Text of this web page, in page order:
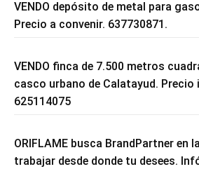
VENDO depósito de metal para
Precio a convenir. 637730871.
VENDO finca de 7.500 metros
casco urbano de Calatayud. Precio
625114075
ORIFLAME busca BrandPartner en
trabajar desde donde tu desees.